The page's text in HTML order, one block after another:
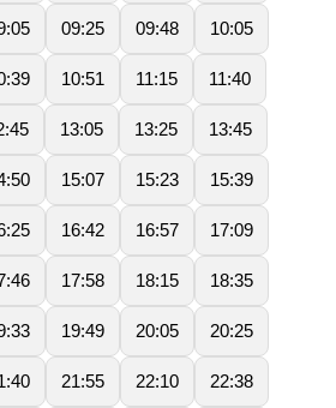
09:25 09:48 10:05
10:51 11:15 11:40
13:05 13:25 13:45
15:07 15:23 15:39
16:42 16:57 17:09
17:58 18:15 18:35
19:49 20:05 20:25
21:55 22:10 22:38